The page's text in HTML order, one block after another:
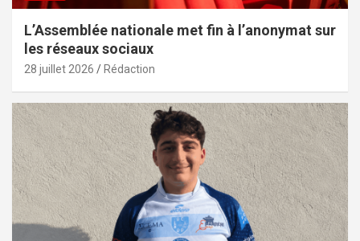
L’Assemblée nationale met fin à l’anonymat sur
les réseaux sociaux
28 juillet 2026 Rédaction